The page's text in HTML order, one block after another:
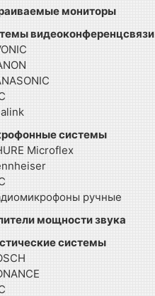
мониторы
видеоконференцсвязи
системы
Microflex
ручные
мощности звука
системы